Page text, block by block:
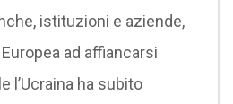
istituzioni e aziende,
ad affiancarsi
l’Ucraina ha subito